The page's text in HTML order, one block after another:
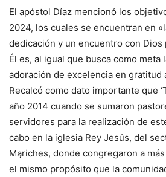
El apóstol Díaz mencionó los
2024, los cuales se encuentran en
dedicación y un encuentro con Dios
Él es, al igual que busca como meta
adoración de excelencia en gratitud
Recalcó como dato importante que
año 2014 cuando se sumaron
servidores para la realización de
cabo en la iglesia Rey Jesús, del
Mąriches, donde congregaron a
el mismo propósito que la